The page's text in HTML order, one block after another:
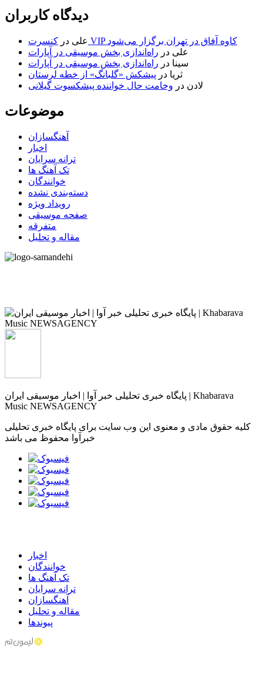
دیدگاه کاربران
علی در
کنسرت VIP کاوه آفاق در تهران برگزار می‌شود
علی در راه‌اندازی بخش موسیقی در آپارات
سینا در راه‌اندازی بخش موسیقی در آپارات
ثریا در پیشکش «گلبانگ» از خطه لرستان
لادن در وخامت حال خواننده پیشکسوت گیلانی
موضوعات
آهنگسازان
اخبار
ترانه سرایان
تک آهنگ ها
خوانندگان
دسته‌بندی نشده
رویداد ویژه
صفحه موسیقی
متفرقه
مقاله و تحلیل
پایگاه خبری تحلیلی خبر آوا | اخبار موسیقی ایران | Khabarava
Music NEWSAGENCY
کلیه حقوق مادی و معنوی این وب سایت برای پایگاه خبری تحلیلی
خبرآوا محفوظ می باشد
اخبار
خوانندگان
تک آهنگ ها
ترانه سرایان
آهنگسازان
مقاله و تحلیل
پیوندها